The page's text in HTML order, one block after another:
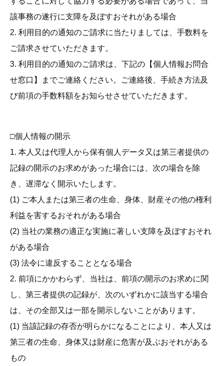
該事務の遂行に支障を及ぼすおそれがある場合
2. 利用目的の通知のご請求に当たりましては、手数料を
ご請求させていただきます。
3. 利用目的の通知のご請求は、下記の【個人情報お問合
せ窓口】までご連絡ください。ご連絡後、手続き方法及
び前項の手数料額をお知らせさせていただきます。
□個人情報の開示
1. 本人又は代理人から保有個人データ又は第三者提供の
記録の開示のお求めがあった場合には、次の場合を除
き、遅滞なく開示いたします。
(1) ご本人または第三者の生命、身体、財産その他の権利
利益を害するおそれがある場合
(2) 当社の業務の適正な実施に著しい支障を及ぼすおそれ
がある場合
(3) 法令に違反することとなる場合
2. 前項にかかわらず、当社は、前項の開示のお求めに関
し、第三者提供の記録が、次のいずれかに該当する場合
は、その全部又は一部を開示しないことがあります。
(1) 当該記録の存否が明らかになることにより、本人又は
第三者の生命、身体又は財産に危害が及ぶおそれがある
もの